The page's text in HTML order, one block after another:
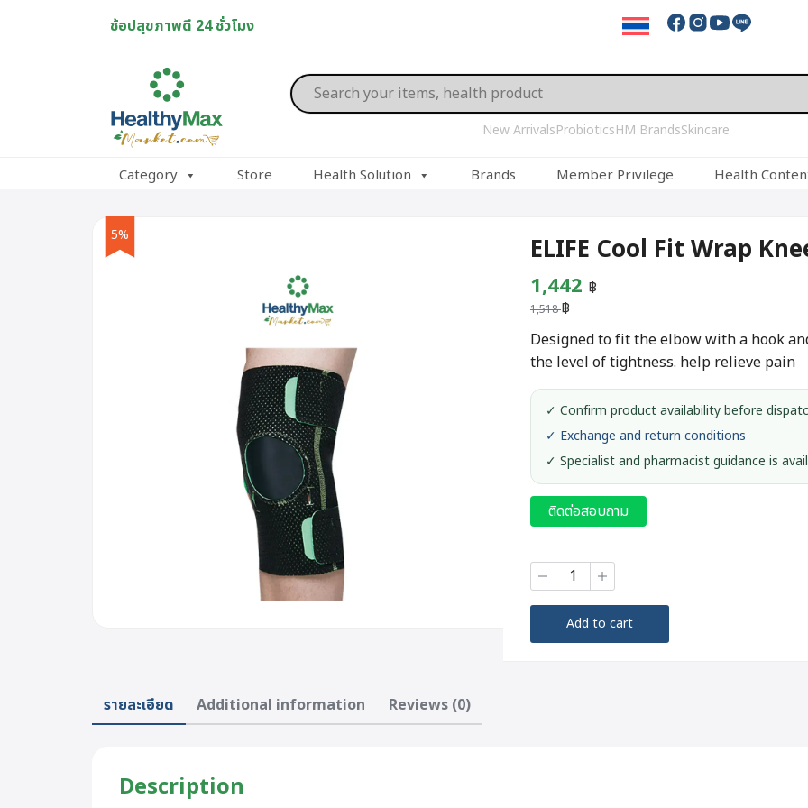
ช้อปสุขภาพดี 24 ชั่วโมง
Products
search
New ArrivalsProbioticsHM BrandsSkincare
Category Store Health Solution Brands Member Privilege Health
5% ELIFE Cool Fit Wrap
1,518฿
Original
price
was:
1,518 ฿.
1,442 ฿
is:
1,442 ฿.
Designed to fit the elbow with a hook
the level of tightness. help relieve pain
✓ Confirm product availability before
✓ Exchange and return conditions
✓ Specialist and pharmacist guidance is
ติดต่อสอบถาม
ELIFE
Cool
Fit
Knee
Add to cart
รายละเอียด Additional information Reviews (0)
Description